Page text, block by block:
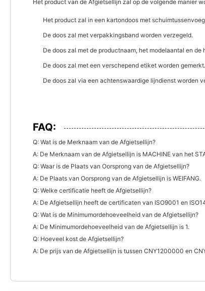
Het product van de Afgietsellijn zal op de volgende manier
Het product zal in een kartondoos met
De doos zal met verpakkingsband worden verzegeld.
De doos zal met de productnaam, het modelaantal en
De doos zal met een verschepend etiket worden gemerkt.
De doos zal via een achtenswaardige lijndienst worden
FAQ:
Q: Wat is de Merknaam van de Afgietsellijn?
A: De Merknaam van de Afgietsellijn is MACHINE van het
Q: Waar is de Plaats van Oorsprong van de Afgietsellijn?
A: De Plaats van Oorsprong van de Afgietsellijn is WEIFANG.
Q: Welke certificatie heeft de Afgietsellijn?
A: De Afgietsellijn heeft de certificaten van ISO9001 en
Q: Wat is de Minimumordehoeveelheid van de Afgietsellijn?
A: De Minimumordehoeveelheid van de Afgietsellijn is 1.
Q: Hoeveel kost de Afgietsellijn?
A: De prijs van de Afgietsellijn is tussen CNY1200000 en